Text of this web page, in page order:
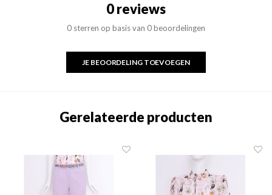
0 reviews
0 sterren op basis van 0 beoordelingen
JE BEOORDELING TOEVOEGEN
Gerelateerde producten